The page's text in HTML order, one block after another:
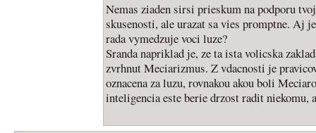
Nemas ziaden sirsi prieskum na podporu
skusenosti, ale urazat sa vies promptne. Aj
rada vymedzuje voci luze?
Sranda napriklad je, ze ta ista volicska
zvrhnut Meciarizmus. Z vdacnosti je
oznacena za luzu, rovnakou akou boli
inteligencia este berie drzost radit niekomu,